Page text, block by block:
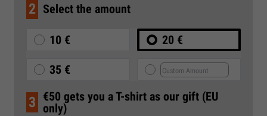
2 Select the amount
10 € 20 €
35 €
3 €50 gets you a T-shirt as our gift (EU
only)